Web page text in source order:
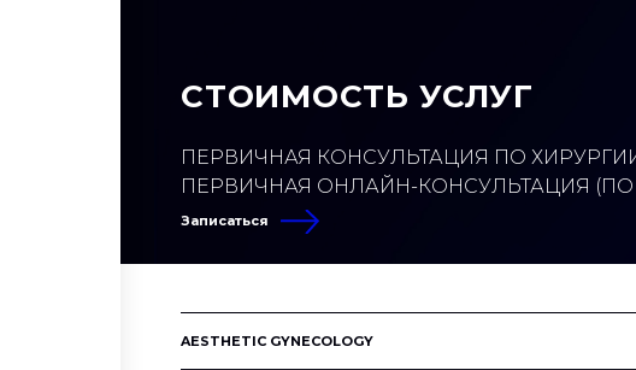
СТОИМОСТЬ УСЛУГ
ПЕРВИЧНАЯ КОНСУЛЬТАЦИЯ ПО ХИРУРГИИ
ПЕРВИЧНАЯ ОНЛАЙН-КОНСУЛЬТАЦИЯ (ПО
Записаться
AESTHETIC GYNECOLOGY